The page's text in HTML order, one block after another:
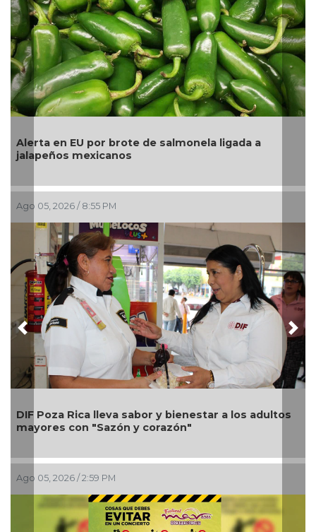
La UNAM analiza sanción de hasta 20 millones de
pesos a Territorium Life
Ago 05, 2026 / 2:23 PM
Una silla de ruedas, un nuevo apoyo para Flor
Alondra: Pedro Miguel y Sonia Marie responden a
petición de familia
Ago 05, 2026 / 12:13 PM
Previous